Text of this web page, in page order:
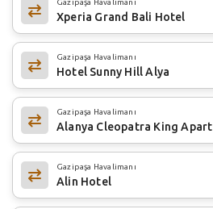
Gazipaşa Havalimanı
Xperia Grand Bali Hotel
Gazipaşa Havalimanı
Hotel Sunny Hill Alya
Gazipaşa Havalimanı
Alanya Cleopatra King Apart
Gazipaşa Havalimanı
Alin Hotel